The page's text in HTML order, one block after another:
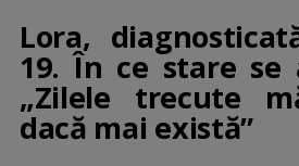
Lora,
19. În ce stare se
„Zilele trecute
dacă mai există”